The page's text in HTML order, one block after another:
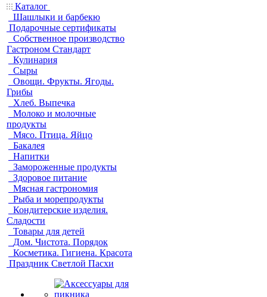
Каталог
Шашлыки и барбекю
Подарочные сертификаты
Собственное производство
Гастроном Стандарт
Кулинария
Сыры
Овощи. Фрукты. Ягоды.
Грибы
Хлеб. Выпечка
Молоко и молочные
продукты
Мясо. Птица. Яйцо
Бакалея
Напитки
Замороженные продукты
Здоровое питание
Мясная гастрономия
Рыба и морепродукты
Кондитерские изделия.
Сладости
Товары для детей
Дом. Чистота. Порядок
Косметика. Гигиена. Красота
Праздник Светлой Пасхи